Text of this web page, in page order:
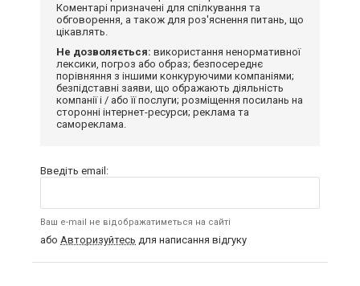
Коментарі призначені для спілкування та
обговорення, а також для роз'яснення питань, що
цікавлять.
Не дозволяється: використання ненормативної
лексики, погроз або образ; безпосереднє
порівняння з іншими конкуруючими компаніями;
безпідставні заяви, що ображають діяльність
компанії і / або її послуги; розміщення посилань на
сторонні інтернет-ресурси; реклама та
самореклама.
Введіть email:
Ваш e-mail не відображатиметься на сайті
або Авторизуйтесь для написання відгуку